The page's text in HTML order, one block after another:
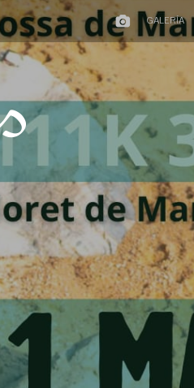
GALERÍA